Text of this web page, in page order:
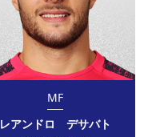
MF
レアンドロ デサバト